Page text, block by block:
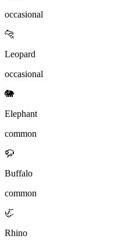
occasional
🐆
Leopard
occasional
🐘
Elephant
common
🦬
Buffalo
common
🦏
Rhino